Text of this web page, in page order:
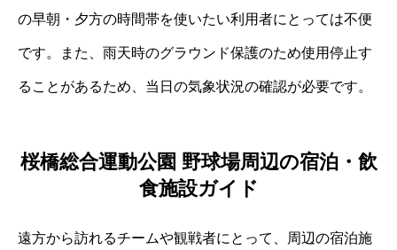
の早朝・夕方の時間帯を使いたい利用者にとっては不便
です。また、雨天時のグラウンド保護のため使用停止す
ることがあるため、当日の気象状況の確認が必要です。
桜橋総合運動公園 野球場周辺の宿泊・飲
食施設ガイド
遠方から訪れるチームや観戦者にとって、周辺の宿泊施